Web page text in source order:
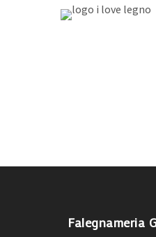
Falegnameria